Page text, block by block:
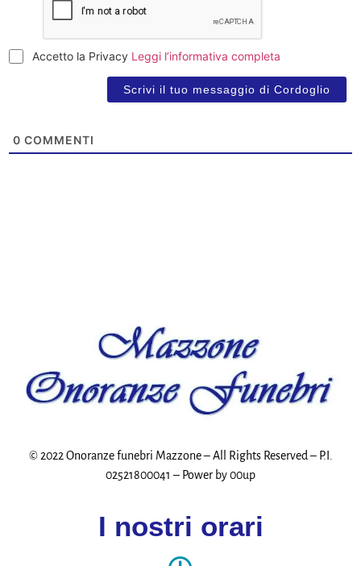
Accetto la Privacy Leggi l’informativa completa
0 COMMENTI
© 2022 Onoranze funebri Mazzone – All Rights Reserved – P.I.
02521800041 – Power by00up
I nostri orari